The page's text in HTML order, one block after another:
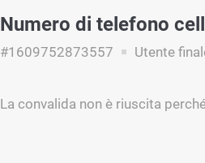
Numero di telefono
#1609752873557 Utente
La convalida non è riuscita